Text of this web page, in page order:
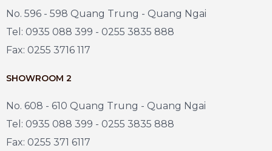
No. 596 - 598 Quang Trung - Quang Ngai
Tel: 0935 088 399 - 0255 3835 888
Fax: 0255 3716 117
SHOWROOM 2
No. 608 - 610 Quang Trung - Quang Ngai
Tel: 0935 088 399 - 0255 3835 888
Fax: 0255 371 6117